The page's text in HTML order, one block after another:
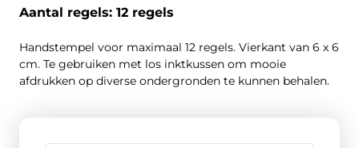
Aantal regels: 12 regels
Handstempel voor maximaal 12 regels. Vierkant van 6 x 6
cm. Te gebruiken met los inktkussen om mooie
afdrukken op diverse ondergronden te kunnen behalen.